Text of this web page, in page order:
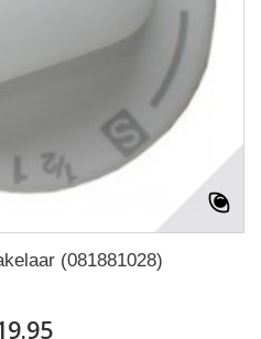
(081881028)